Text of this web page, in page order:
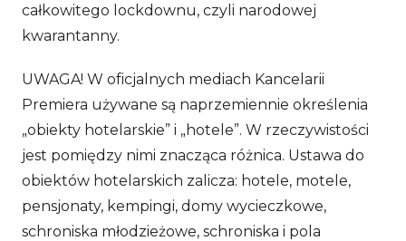
całkowitego lockdownu, czyli narodowej
kwarantanny.
UWAGA! W oficjalnych mediach Kancelarii
Premiera używane są naprzemiennie określenia
„obiekty hotelarskie” i „hotele”. W rzeczywistości
jest pomiędzy nimi znacząca różnica. Ustawa do
obiektów hotelarskich zalicza: hotele, motele,
pensjonaty, kempingi, domy wycieczkowe,
schroniska młodzieżowe, schroniska i pola